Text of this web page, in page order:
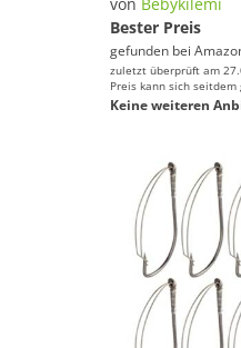
Bester Preis
gefunden bei
zuletzt überprüft am
Preis kann sich seitdem
Keine weiteren